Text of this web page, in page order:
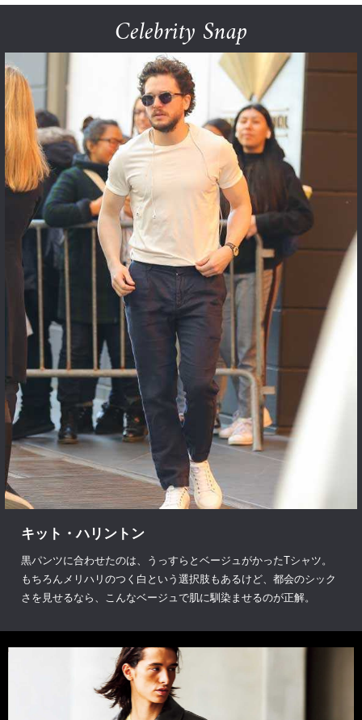
Celebrity Snap
キット・ハリントン
黒パンツに合わせたのは、うっすらとベージュがかったTシャツ。
もちろんメリハリのつく白という選択肢もあるけど、都会のシック
さを見せるなら、こんなベージュで肌に馴染ませるのが正解。